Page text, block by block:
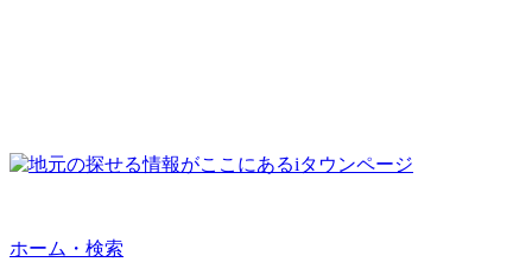
ホーム・検索